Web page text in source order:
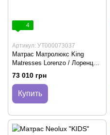
4
Артикул: УТ000073037
Матрас Матролюкс King
Matresses Lorenzo / Лоренцо
80х190
73 010 грн
Купить